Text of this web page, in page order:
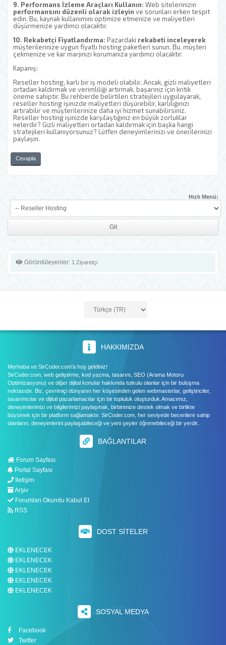
9. Performans İzleme Araçları Kullanın: Web sitelerinizin
performansını düzenli olarak izleyin ve sorunları erken tespit
edin. Bu, kaynak kullanımını optimize etmenize ve maliyetleri
düşürmenize yardımcı olacaktır.
10. Rekabetçi Fiyatlandırma: Pazardaki rekabeti inceleyerek
müşterilerinize uygun fiyatlı hosting paketleri sunun. Bu, müşteri
çekmenize ve kar marjınızı korumanıza yardımcı olacaktır.
Kapanış:
Reseller hosting, karlı bir iş modeli olabilir. Ancak, gizli maliyetleri
ortadan kaldırmak ve verimliliği artırmak, başarınız için kritik
öneme sahiptir. Bu rehberde belirtilen stratejileri uygulayarak,
reseller hosting işinizde maliyetleri düşürebilir, karlılığınızı
artırabilir ve müşterilerinize daha iyi hizmet sunabilirsiniz.
Reseller hosting işinizde karşılaştığınız en büyük zorluklar
nelerdir? Gizli maliyetleri ortadan kaldırmak için başka hangi
stratejileri kullanıyorsunuz? Lütfen deneyimlerinizi ve önerilerinizi
paylaşın.
Cevapla
Hızlı Menü:
Görüntüleyenler: 1 Ziyaretçi
HAKKIMIZDA
Merhaba ve SirCoder.com'a hoş geldiniz!
SirCoder.com, web geliştirme, kod yazma, tasarım, SEO (Arama Motoru
Optimizasyonu) ve diğer dijital konular hakkında tutkulu olanlar için bir buluşma
noktasıdır. Biz, çevrimiçi dünyanın her köşesinden gelen webmasterlar, geliştiriciler,
tasarımcılar ve dijital pazarlamacılar için bir topluluk oluşturduk.Amacımız,
deneyimlerimizi ve bilgilerimizi paylaşmak, birbirimize destek olmak ve birlikte
büyümek için bir platform sağlamaktır. SirCoder.com, her seviyede becerilere sahip
olanların, deneyimlerini paylaşabileceği ve yeni şeyler öğrenebileceği bir yerdir..
BAĞLANTILAR
Forum Sayfası
Portal Sayfası
İletişim
Arşiv
Forumları Okundu Kabul Et
RSS
DOST SITELER
EKLENECEK
EKLENECEK
EKLENECEK
EKLENECEK
EKLENECEK
SOSYAL MEDYA
Facebook
Twitter